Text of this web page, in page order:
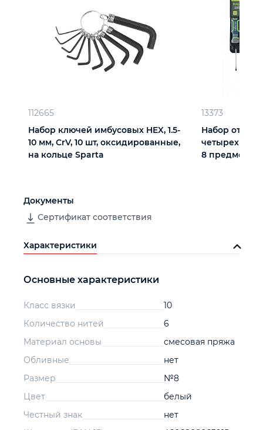
112665
Набор ключей имбусовых HEX, 1.5-
10 мм, CrV, 10 шт, оксидированные,
на кольце Sparta
13373
Набор
8 предметов
Документы
Сертификат соответствия
Характеристики
Основные характеристики
Класс вязки
10
Количество нитей
6
Материал основы
смесовая пряжа
Обливные
нет
Размер
№8
Цвет
белый
Честный знак
нет